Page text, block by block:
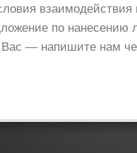
по нанесению
Вас — напишите нам